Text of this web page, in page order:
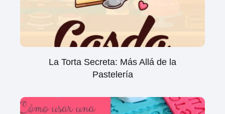
La Torta Secreta: Más Allá de la
Pastelería